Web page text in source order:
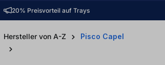
20% Preisvorteil auf Trays
Hersteller von A-Z Pisco Capel